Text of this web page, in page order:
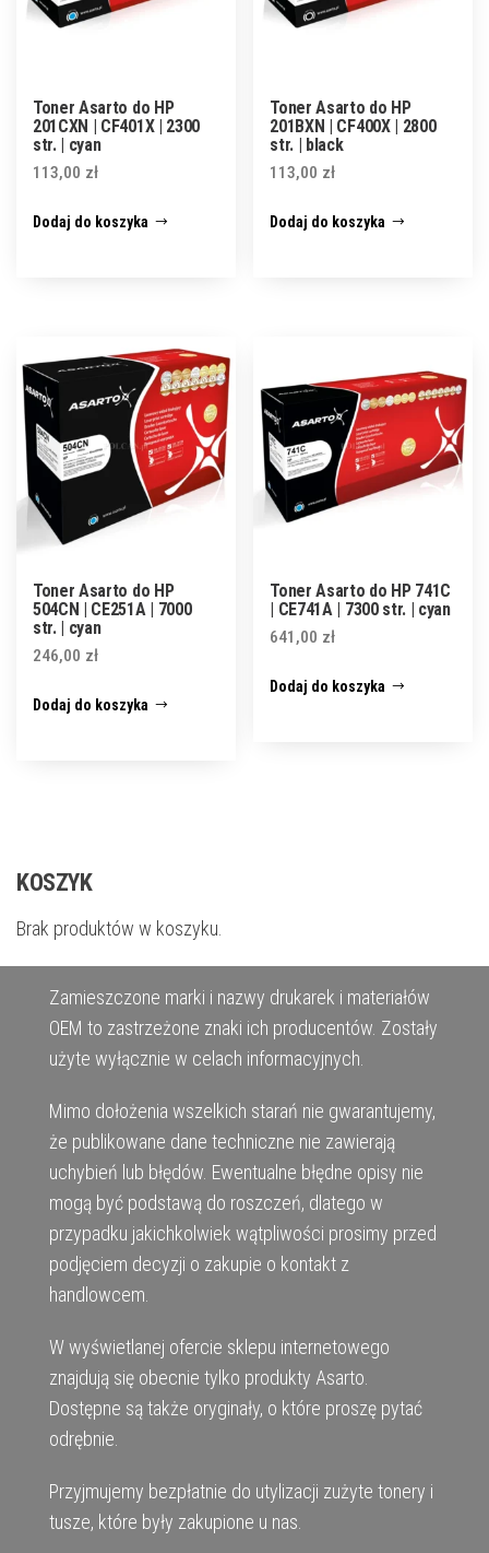
Toner Asarto do HP
201CXN | CF401X | 2300
str. | cyan
113,00 zł
Dodaj do koszyka
Toner Asarto do HP
201BXN | CF400X | 2800
str. | black
113,00 zł
Dodaj do koszyka
Toner Asarto do HP
504CN | CE251A | 7000
str. | cyan
246,00 zł
Dodaj do koszyka
Toner Asarto do HP 741C
| CE741A | 7300 str. | cyan
641,00 zł
Dodaj do koszyka
KOSZYK
Brak produktów w koszyku.
Zamieszczone marki i nazwy drukarek i materiałów
OEM to zastrzeżone znaki ich producentów. Zostały
użyte wyłącznie w celach informacyjnych.
Mimo dołożenia wszelkich starań nie gwarantujemy,
że publikowane dane techniczne nie zawierają
uchybień lub błędów. Ewentualne błędne opisy nie
mogą być podstawą do roszczeń, dlatego w
przypadku jakichkolwiek wątpliwości prosimy przed
podjęciem decyzji o zakupie o kontakt z
handlowcem.
W wyświetlanej ofercie sklepu internetowego
znajdują się obecnie tylko produkty Asarto.
Dostępne są także oryginały, o które proszę pytać
odrębnie.
Przyjmujemy bezpłatnie do utylizacji zużyte tonery i
tusze, które były zakupione u nas.